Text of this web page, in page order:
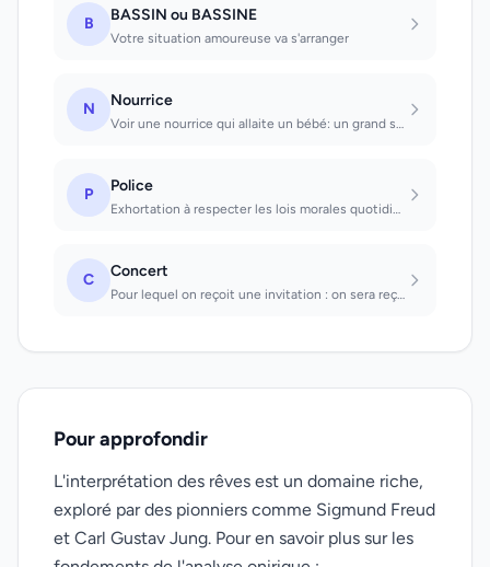
B BASSIN ou BASSINE
Votre situation amoureuse va s'arranger
N Nourrice
Voir une nourrice qui allaite un bébé: un grand succès s'annonce dans la situati...
P Police
Exhortation à respecter les lois morales quotidiennes; souvent révolte de l'âme...
C Concert
Pour lequel on reçoit une invitation : on sera reçu avec des honneurs particulie...
Pour approfondir
L'interprétation des rêves est un domaine riche,
exploré par des pionniers comme Sigmund Freud
et Carl Gustav Jung. Pour en savoir plus sur les